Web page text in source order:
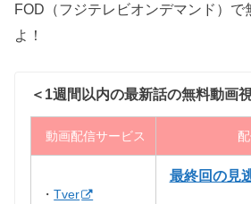
FOD（フジテレビオンデマンド）で
よ！
＜1週間以内の最新話の無料動画
動画配信サービス
・Tver
最終回の見